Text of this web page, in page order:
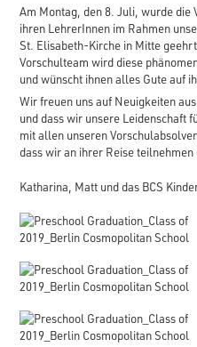
Am Montag, den 8. Juli, wurde die
ihren LehrerInnen im Rahmen
St. Elisabeth-Kirche in Mitte
Vorschulteam wird diese
und wünscht ihnen alles Gute auf
Wir freuen uns auf Neuigkeiten
und dass wir unsere Leidenschaft
mit allen unseren
dass wir an ihrer Reise
Katharina, Matt und das BCS